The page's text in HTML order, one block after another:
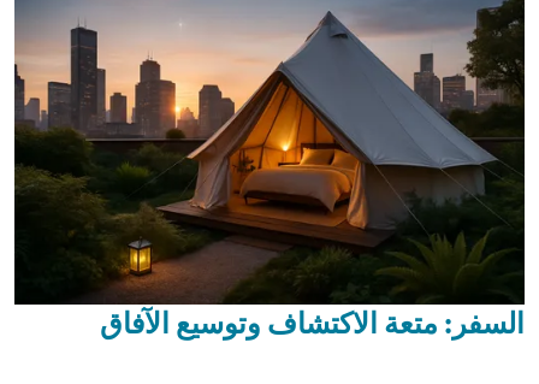
السفر: متعة الاكتشاف وتوسيع الآفاق